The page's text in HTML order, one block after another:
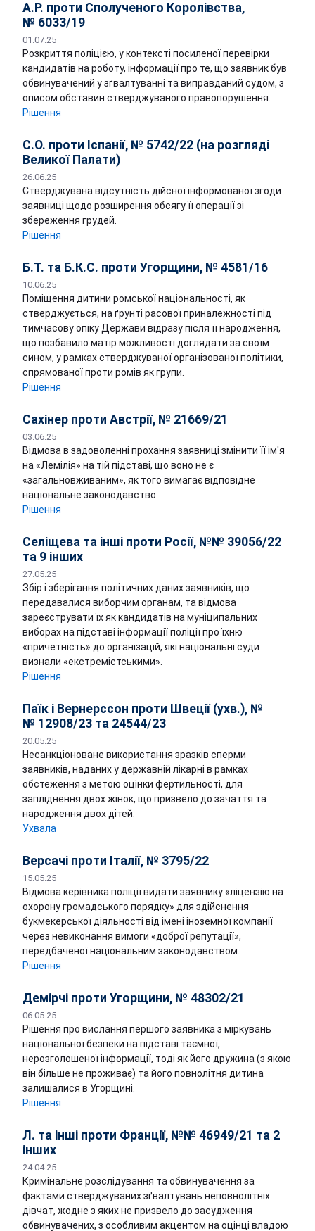
А.Р. проти Сполученого Королівства,
№ 6033/19
01.07.25
Розкриття поліцією, у контексті посиленої перевірки
кандидатів на роботу, інформації про те, що заявник був
обвинувачений у зґвалтуванні та виправданий судом, з
описом обставин стверджуваного правопорушення.
Рішення
С.О. проти Іспанії, № 5742/22 (на розгляді
Великої Палати)
26.06.25
Стверджувана відсутність дійсної інформованої згоди
заявниці щодо розширення обсягу її операції зі
збереження грудей.
Рішення
Б.Т. та Б.К.С. проти Угорщини, № 4581/16
10.06.25
Поміщення дитини ромської національності, як
стверджується, на ґрунті расової приналежності під
тимчасову опіку Держави відразу після її народження,
що позбавило матір можливості доглядати за своїм
сином, у рамках стверджуваної організованої політики,
спрямованої проти ромів як групи.
Рішення
Сахінер проти Австрії, № 21669/21
03.06.25
Відмова в задоволенні прохання заявниці змінити її ім'я
на «Лемілія» на тій підставі, що воно не є
«загальновживаним», як того вимагає відповідне
національне законодавство.
Рішення
Селіщева та інші проти Росії, №№ 39056/22
та 9 інших
27.05.25
Збір і зберігання політичних даних заявників, що
передавалися виборчим органам, та відмова
зареєструвати їх як кандидатів на муніципальних
виборах на підставі інформації поліції про їхню
«причетність» до організацій, які національні суди
визнали «екстремістськими».
Рішення
Паїк і Вернерссон проти Швеції (ухв.), №
№ 12908/23 та 24544/23
20.05.25
Несанкціоноване використання зразків сперми
заявників, наданих у державній лікарні в рамках
обстеження з метою оцінки фертильності, для
запліднення двох жінок, що призвело до зачаття та
народження двох дітей.
Ухвала
Версачі проти Італії, № 3795/22
15.05.25
Відмова керівника поліції видати заявнику «ліцензію на
охорону громадського порядку» для здійснення
букмекерської діяльності від імені іноземної компанії
через невиконання вимоги «доброї репутації»,
передбаченої національним законодавством.
Рішення
Демірчі проти Угорщини, № 48302/21
06.05.25
Рішення про вислання першого заявника з міркувань
національної безпеки на підставі таємної,
нерозголошеної інформації, тоді як його дружина (з якою
він більше не проживає) та його повнолітня дитина
залишалися в Угорщині.
Рішення
Л. та інші проти Франції, №№ 46949/21 та 2
інших
24.04.25
Кримінальне розслідування та обвинувачення за
фактами стверджуваних зґвалтувань неповнолітніх
дівчат, жодне з яких не призвело до засудження
обвинувачених, з особливим акцентом на оцінці владою